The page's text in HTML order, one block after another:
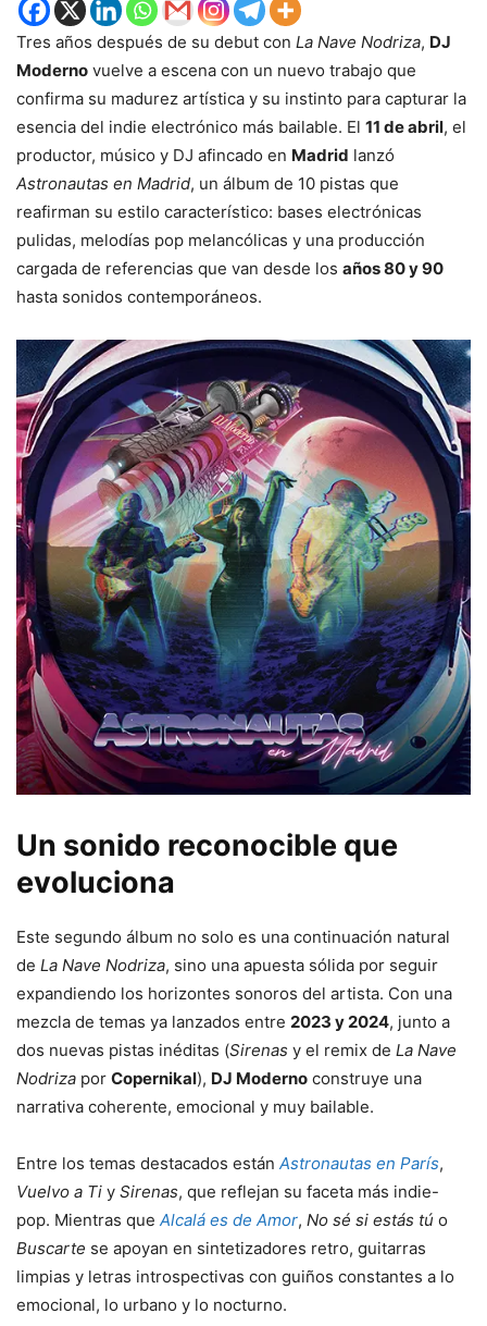
Tres años después de su debut con La Nave Nodriza, DJ
Moderno vuelve a escena con un nuevo trabajo que
confirma su madurez artística y su instinto para capturar la
esencia del indie electrónico más bailable. El 11 de abril, el
productor, músico y DJ afincado en Madrid lanzó
Astronautas en Madrid, un álbum de 10 pistas que
reafirman su estilo característico: bases electrónicas
pulidas, melodías pop melancólicas y una producción
cargada de referencias que van desde los años 80 y 90
hasta sonidos contemporáneos.
Un sonido reconocible que
evoluciona
Este segundo álbum no solo es una continuación natural
de La Nave Nodriza, sino una apuesta sólida por seguir
expandiendo los horizontes sonoros del artista. Con una
mezcla de temas ya lanzados entre 2023 y 2024, junto a
dos nuevas pistas inéditas (Sirenas y el remix de La Nave
Nodriza por Copernikal), DJ Moderno construye una
narrativa coherente, emocional y muy bailable.
Entre los temas destacados están Astronautas en París,
Vuelvo a Ti y Sirenas, que reflejan su faceta más indie-
pop. Mientras que Alcalá es de Amor, No sé si estás tú o
Buscarte se apoyan en sintetizadores retro, guitarras
limpias y letras introspectivas con guiños constantes a lo
emocional, lo urbano y lo nocturno.